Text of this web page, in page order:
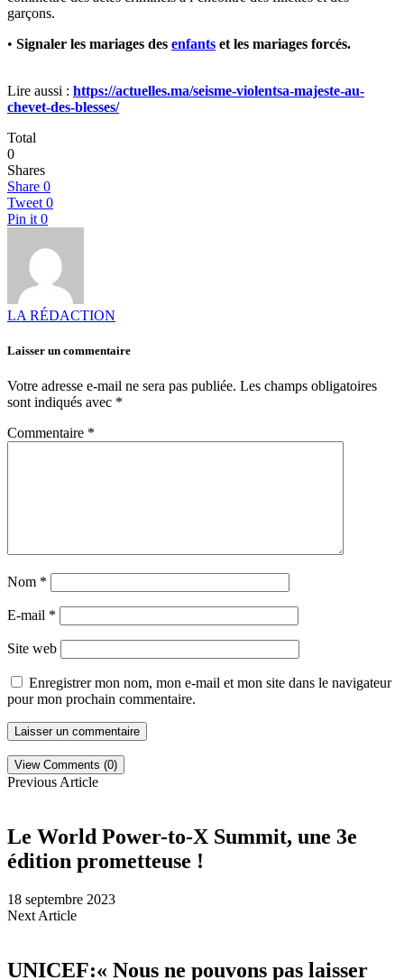
garçons.
• Signaler les mariages des enfants et les mariages forcés.
Lire aussi : https://actuelles.ma/seisme-violentsa-majeste-au-
chevet-des-blesses/
Total
0
Shares
Share 0
Tweet 0
Pin it 0
LA RÉDACTION
Laisser un commentaire
Votre adresse e-mail ne sera pas publiée. Les champs obligatoires
sont indiqués avec *
Commentaire *
Nom *
E-mail *
Site web
Enregistrer mon nom, mon e-mail et mon site dans le navigateur
pour mon prochain commentaire.
View Comments (0)
Previous Article
Le World Power-to-X Summit, une 3e
édition prometteuse !
18 septembre 2023
Next Article
UNICEF:« Nous ne pouvons pas laisser